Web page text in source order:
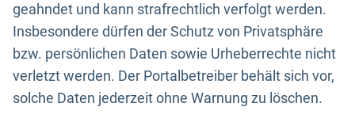
geahndet und kann strafrechtlich verfolgt werden.
Insbesondere dürfen der Schutz von Privatsphäre
bzw. persönlichen Daten sowie Urheberrechte nicht
verletzt werden. Der Portalbetreiber behält sich vor,
solche Daten jederzeit ohne Warnung zu löschen.